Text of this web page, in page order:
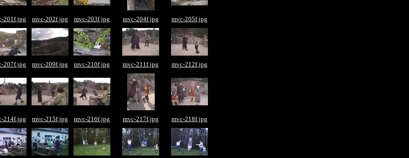
201f.jpg mvc-202f.jpg mvc-203f.jpg mvc-204f.jpg mvc-205f.jpg
207f.jpg mvc-209f.jpg mvc-210f.jpg mvc-211f.jpg mvc-212f.jpg
214f.jpg mvc-215f.jpg mvc-216f.jpg mvc-217f.jpg mvc-218f.jpg